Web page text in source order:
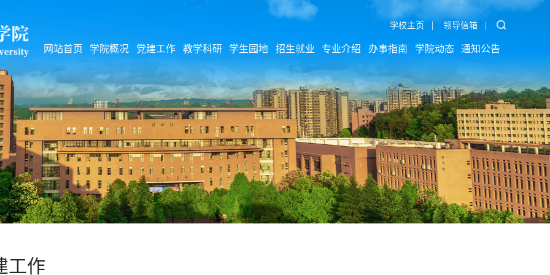
学校主页 | 领导信箱 |
网站首页 学院概况 党建工作 教学科研 学生园地 招生就业 专业介绍 办事指南 学院动态 通知公告
工作